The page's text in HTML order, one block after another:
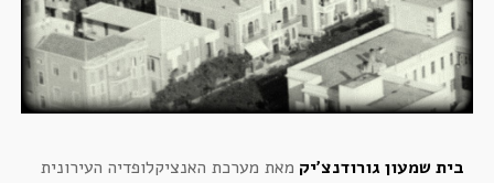
בית שמעון גורודנצ'יק מאת מערכת האנציקלופדיה העירונית